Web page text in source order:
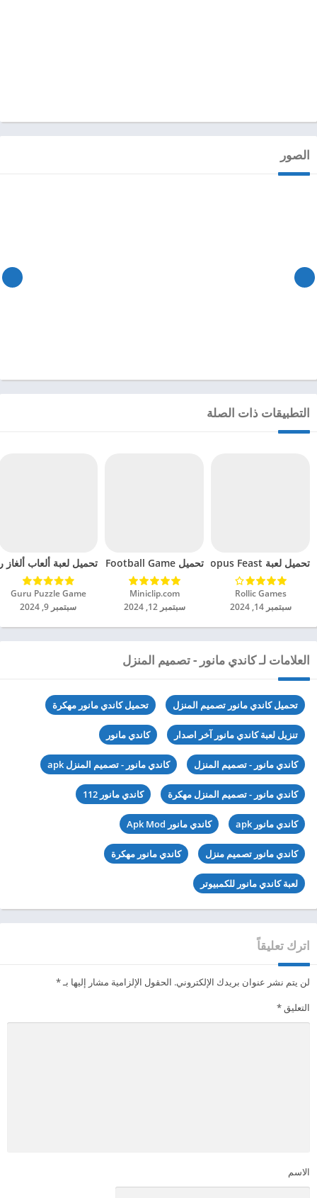
الصور
التطبيقات ذات الصلة
تحميل لعبة Octopus Feast مهكرة للاندرويد 2024
Rollic Games‏
سبتمبر 14, 2024
تحميل Soccer Hero PvP Football Game مهكرة للاندرويد 2024
Miniclip.com‏
سبتمبر 12, 2024
تحميل لعبة ألعاب ألغاز
Guru Puzzle Game‏
سبتمبر 9, 2024
العلامات لـ كاندي مانور - تصميم المنزل
تحميل كاندي مانور تصميم المنزل تحميل كاندي مانور مهكرة
تنزيل لعبة كاندي مانور آخر اصدار كاندي مانور
كاندي مانور - تصميم المنزل كاندي مانور - تصميم المنزل apk
كاندي مانور - تصميم المنزل مهكرة كاندي مانور 112
كاندي مانور apk كاندي مانور Apk Mod
كاندي مانور تصميم منزل كاندي مانور مهكرة
لعبة كاندي مانور للكمبيوتر
اترك تعليقاً
لن يتم نشر عنوان بريدك الإلكتروني. الحقول الإلزامية مشار إليها بـ*
التعليق*
الاسم